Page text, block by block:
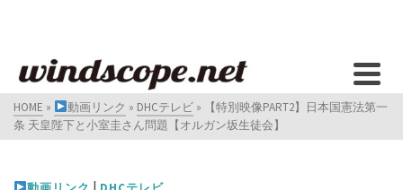
HOME » 動画リンク » DHCテレビ »
【特別映像PART2】日本国憲法第一
条 天皇陛下と小室圭さん問題【オルガン坂生徒会】
|